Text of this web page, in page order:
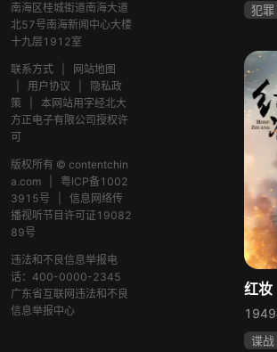
南海区桂城街道南海大道
北57号南海新闻中心大楼
十九层1912室
联系方式
网站地图
用户协议
隐私政
策
本网站用字经北大
方正电子有限公司授权许
可
版权所有 © contentchin
a.com
粤ICP备1002
3915号
信息网络传
播视听节目许可证19082
89号
违法和不良信息举报电
话：400-0000-2345
广东省互联网违法和不良
信息举报中心
犯罪
红妆
谍战